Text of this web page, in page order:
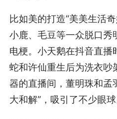
比如美的打造“美美生活奇
小鹿、毛豆等一众脱口秀
电梗。小天鹅在抖音直播
蛇和许仙重生后为洗衣吵
器的直播间，董明珠和孟
大和解”，吸引了不少眼球